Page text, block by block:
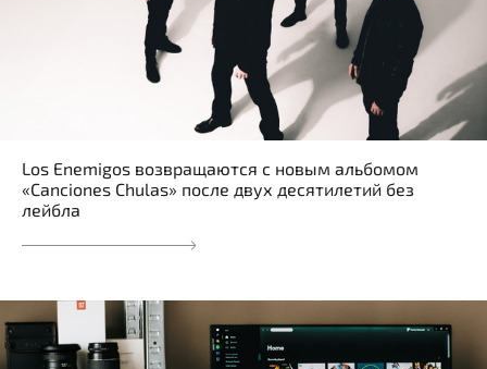
Los Enemigos возвращаются с новым альбомом
«Canciones Chulas» после двух десятилетий без
лейбла